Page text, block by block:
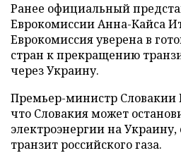
Ранее официальный
Еврокомиссии Анна-Кайса
Еврокомиссия уверена в
стран к прекращению
через Украину.
Премьер-министр Словакии
что Словакия может
электроэнергии на
транзит российского газа.